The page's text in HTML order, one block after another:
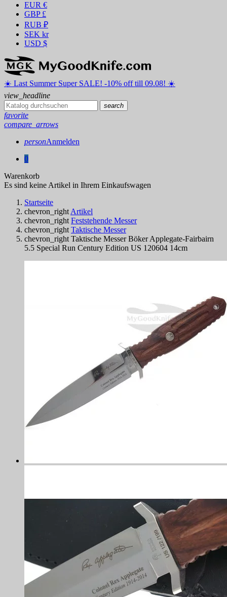
EUR €
GBP £
RUB ₽
SEK kr
USD $
☀️ ️Last Summer Super SALE! -10% off till 09.08! ☀️
view_headline
search
favorite
compare_arrows
personAnmelden
0
Warenkorb
Es sind keine Artikel in Ihrem Einkaufswagen
Startseite
chevron_right Artikel
chevron_right Feststehende Messer
chevron_right Taktische Messer
chevron_right Taktische Messer Böker Applegate-Fairbairn
5.5 Special Run Century Edition US 120604 14cm